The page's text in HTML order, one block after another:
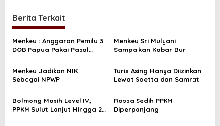
i
g
a
i
p
o
s
Berita Terkait
Menkeu : Anggaran Pemilu 3
DOB Papua Pakai Pasal
Menkeu Sri Mulyani
Sampaikan Kabar Bur
Menkeu Jadikan NIK
Sebagai NPWP
Turis Asing Hanya Diizinkan
Lewat Soetta dan Samrat
Bolmong Masih Level IV;
PPKM Sulut Lanjut Hingga 20
Rossa Sedih PPKM
Diperpanjang